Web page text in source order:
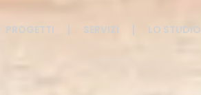
PROGETTI SERVIZI LO STUDIO